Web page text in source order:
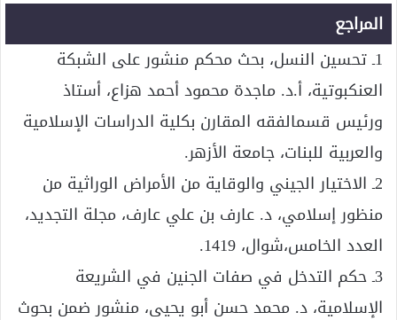
المراجع
1ـ تحسين النسل، بحث محكم منشور على الشبكة
العنكبوتية، أ.د. ماجدة محمود أحمد هزاع، أستاذ
ورئيس قسمالفقه المقارن بكلية الدراسات الإسلامية
والعربية للبنات، جامعة الأزهر.
2ـ الاختيار الجيني والوقاية من الأمراض الوراثية من
منظور إسلامي، د. عارف بن علي عارف، مجلة التجديد،
العدد الخامس،شوال، 1419.
3ـ حكم التدخل في صفات الجنين في الشريعة
الإسلامية، د. محمد حسن أبو يحيى، منشور ضمن بحوث